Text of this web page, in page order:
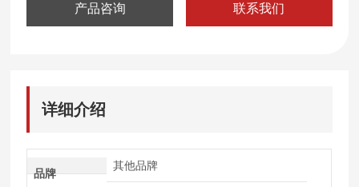
产品咨询 联系我们
详细介绍
品牌
其他品牌